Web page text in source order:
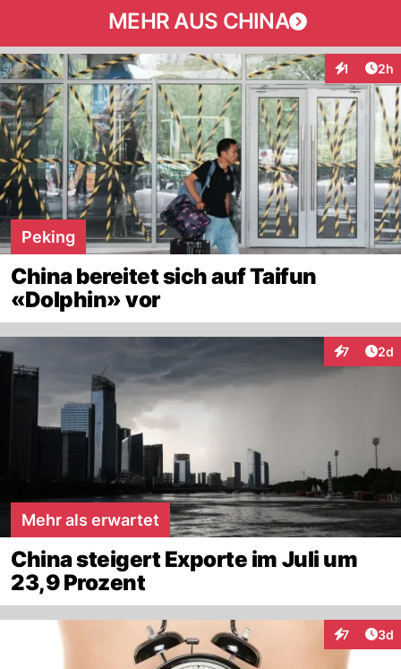
MEHR AUS CHINA
1 2h
Peking
China bereitet sich auf Taifun
«Dolphin» vor
7 2d
Mehr als erwartet
China steigert Exporte im Juli um
23,9 Prozent
7 3d